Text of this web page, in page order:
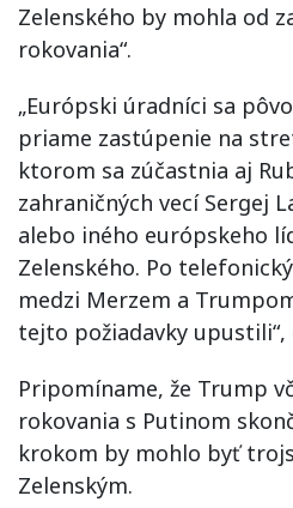
Zelenského by mohla od
rokovania“.
„Európski úradníci sa
priame zastúpenie na
ktorom sa zúčastnia aj
zahraničných vecí Sergej
alebo iného európskeho
Zelenského. Po
medzi Merzem a
tejto požiadavky upustili“,
Pripomíname, že Trump
rokovania s Putinom
krokom by mohlo byť
Zelenským.